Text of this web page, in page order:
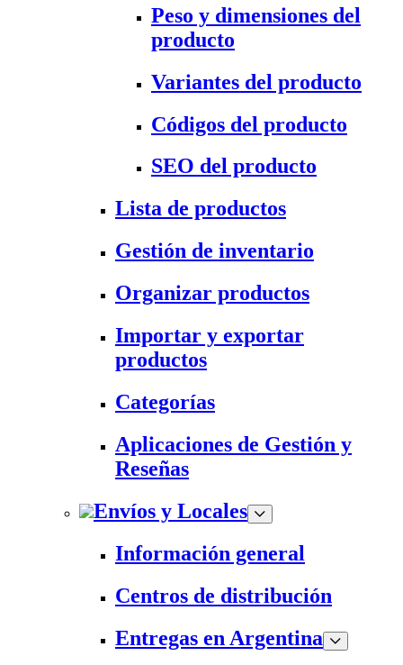
Peso y dimensiones del
producto
Variantes del producto
Códigos del producto
SEO del producto
Lista de productos
Gestión de inventario
Organizar productos
Importar y exportar
productos
Categorías
Aplicaciones de Gestión y
Reseñas
Envíos y Locales
Información general
Centros de distribución
Entregas en Argentina